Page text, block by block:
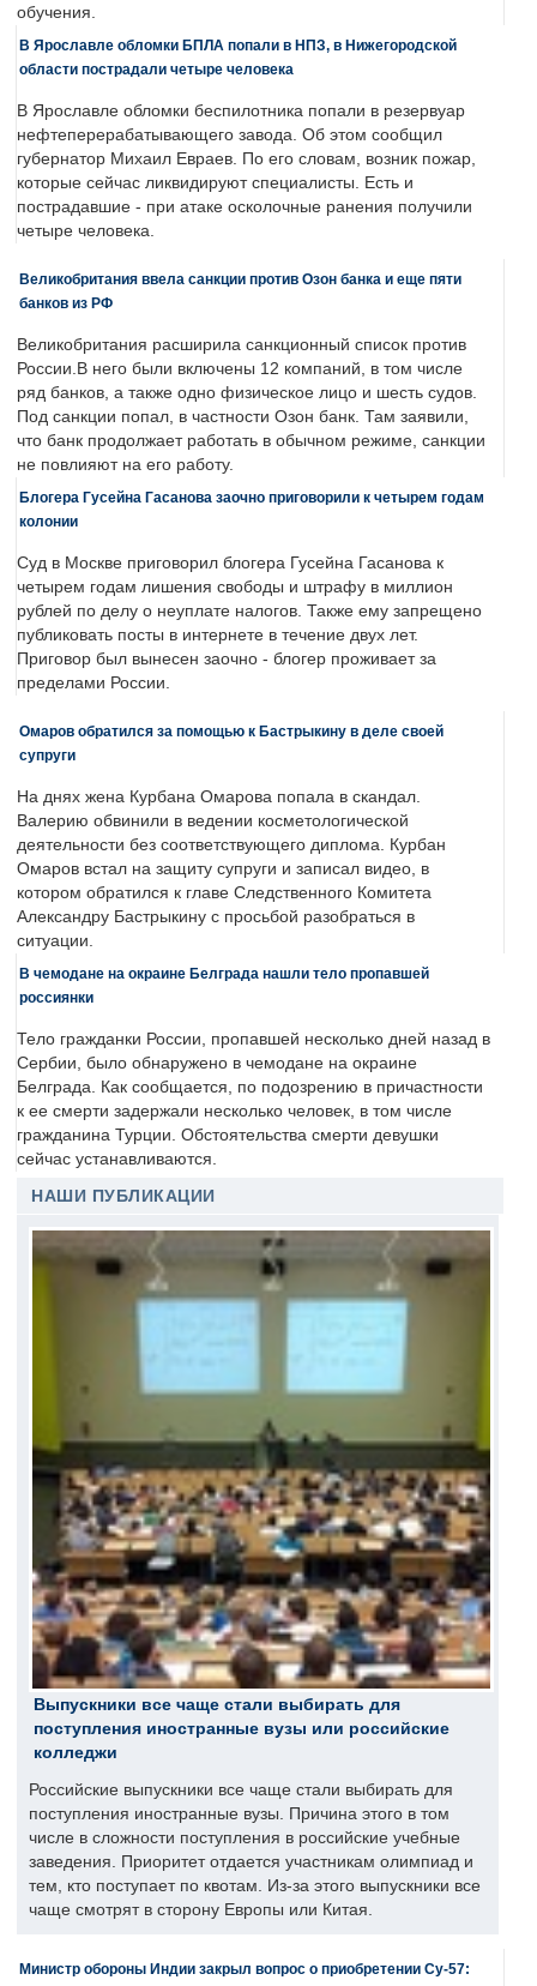
обучения.
В Ярославле обломки БПЛА попали в НПЗ, в Нижегородской
области пострадали четыре человека
В Ярославле обломки беспилотника попали в резервуар
нефтеперерабатывающего завода. Об этом сообщил
губернатор Михаил Евраев. По его словам, возник пожар,
которые сейчас ликвидируют специалисты. Есть и
пострадавшие - при атаке осколочные ранения получили
четыре человека.
Великобритания ввела санкции против Озон банка и еще пяти
банков из РФ
Великобритания расширила санкционный список против
России.В него были включены 12 компаний, в том числе
ряд банков, а также одно физическое лицо и шесть судов.
Под санкции попал, в частности Озон банк. Там заявили,
что банк продолжает работать в обычном режиме, санкции
не повлияют на его работу.
Блогера Гусейна Гасанова заочно приговорили к четырем годам
колонии
Суд в Москве приговорил блогера Гусейна Гасанова к
четырем годам лишения свободы и штрафу в миллион
рублей по делу о неуплате налогов. Также ему запрещено
публиковать посты в интернете в течение двух лет.
Приговор был вынесен заочно - блогер проживает за
пределами России.
Омаров обратился за помощью к Бастрыкину в деле своей
супруги
На днях жена Курбана Омарова попала в скандал.
Валерию обвинили в ведении косметологической
деятельности без соответствующего диплома. Курбан
Омаров встал на защиту супруги и записал видео, в
котором обратился к главе Следственного Комитета
Александру Бастрыкину с просьбой разобраться в
ситуации.
В чемодане на окраине Белграда нашли тело пропавшей
россиянки
Тело гражданки России, пропавшей несколько дней назад в
Сербии, было обнаружено в чемодане на окраине
Белграда. Как сообщается, по подозрению в причастности
к ее смерти задержали несколько человек, в том числе
гражданина Турции. Обстоятельства смерти девушки
сейчас устанавливаются.
НАШИ ПУБЛИКАЦИИ
Выпускники все чаще стали выбирать для
поступления иностранные вузы или российские
колледжи
Российские выпускники все чаще стали выбирать для
поступления иностранные вузы. Причина этого в том
числе в сложности поступления в российские учебные
заведения. Приоритет отдается участникам олимпиад и
тем, кто поступает по квотам. Из-за этого выпускники все
чаще смотрят в сторону Европы или Китая.
Министр обороны Индии закрыл вопрос о приобретении Су-57: